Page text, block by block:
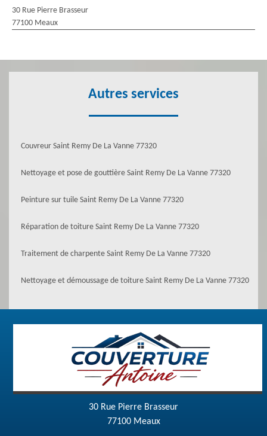
30 Rue Pierre Brasseur
77100 Meaux
Autres services
Couvreur Saint Remy De La Vanne 77320
Nettoyage et pose de gouttière Saint Remy De La Vanne 77320
Peinture sur tuile Saint Remy De La Vanne 77320
Réparation de toiture Saint Remy De La Vanne 77320
Traitement de charpente Saint Remy De La Vanne 77320
Nettoyage et démoussage de toiture Saint Remy De La Vanne 77320
30 Rue Pierre Brasseur
77100 Meaux